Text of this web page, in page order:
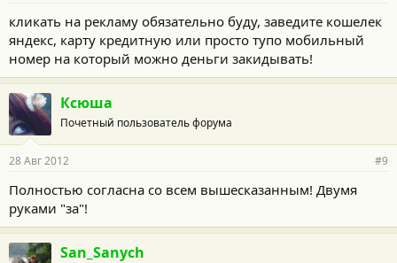
кликать на рекламу обязательно буду, заведите кошелек
яндекс, карту кредитную или просто тупо мобильный
номер на который можно деньги закидывать!
Ксюша
Почетный пользователь форума
28 Авг 2012 #9
Полностью согласна со всем вышесказанным! Двумя
руками "за"!
San_Sanych